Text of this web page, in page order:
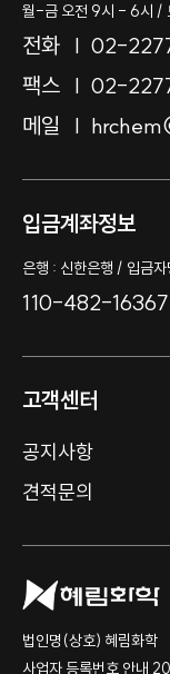
월-금 오전 9시 - 6시 /
전화
02-
팩스
02-
메일
입금계좌정보
은행 : 신한은행 / 입금
110-482-
고객센터
공지사항
견적문의
법인명(상호) 혜림화학
사업자 등록번호 안내